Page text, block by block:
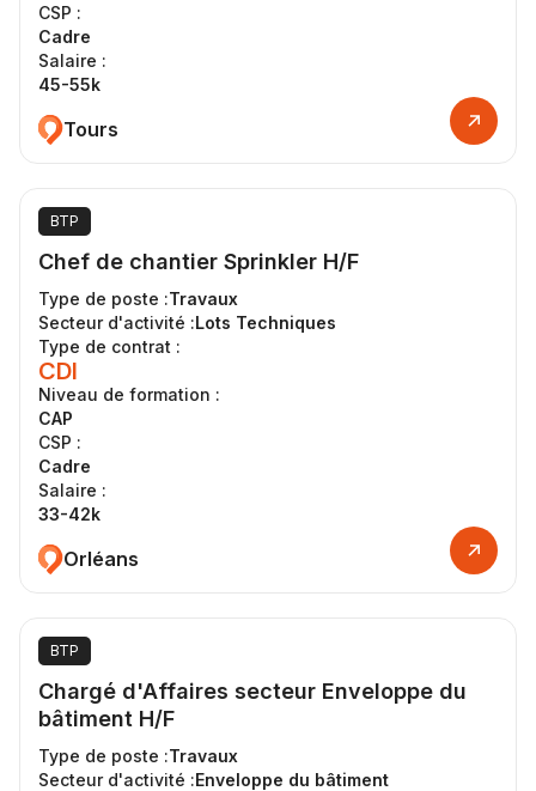
CSP :
Cadre
Salaire :
45-55k
Tours
BTP
Chef de chantier Sprinkler H/F
Type de poste :Travaux
Secteur d'activité :Lots Techniques
Type de contrat :
CDI
Niveau de formation :
CAP
CSP :
Cadre
Salaire :
33-42k
Orléans
BTP
Chargé d'Affaires secteur Enveloppe du
bâtiment H/F
Type de poste :Travaux
Secteur d'activité :Enveloppe du bâtiment